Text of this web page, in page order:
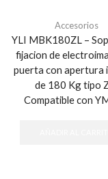
Accesorios
YLI MBK180ZL –
fijacion de
puerta con apertura
de 180 Kg tipo
Compatible con